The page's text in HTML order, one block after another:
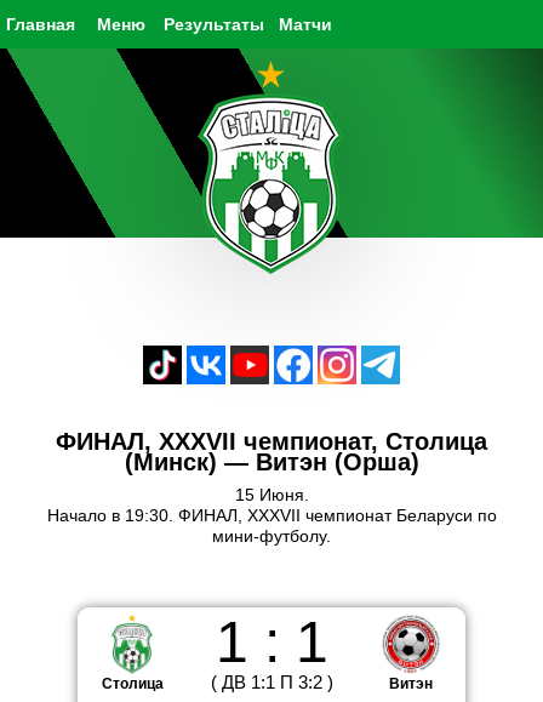
Главная Результаты Матчи
Меню
ФИНАЛ, XXXVII чемпионат, Столица
(Минск) — Витэн (Орша)
15 Июня.
Начало в 19:30. ФИНАЛ, XXXVII чемпионат Беларуси по
мини-футболу.
Столица
1 : 1
( ДВ 1:1 П 3:2 ) Витэн